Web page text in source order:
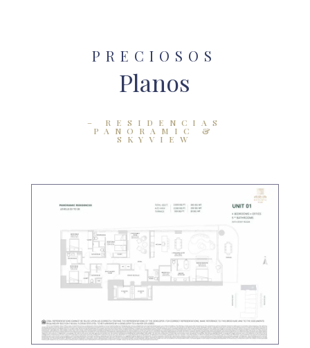
PRECIOSOS
Planos
– RESIDENCIAS
PANORAMIC &
SKYVIEW